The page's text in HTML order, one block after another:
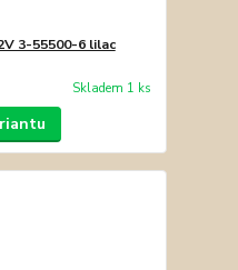
3-55500-6 lilac
Skladem 1 ks